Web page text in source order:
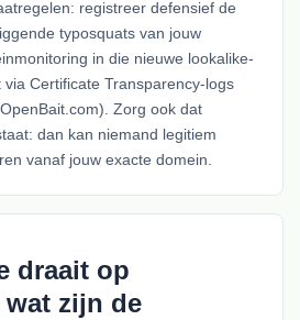
registreer defensief de
typosquats van jouw
in die nieuwe lookalike-
Certificate Transparency-logs
Zorg ook dat
dan kan niemand legitiem
vanaf jouw exacte domein.
draait op
zijn de